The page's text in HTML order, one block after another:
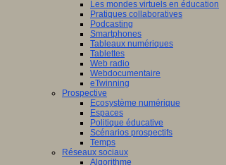
Les mondes virtuels en éducation
Pratiques collaboratives
Podcasting
Smartphones
Tableaux numériques
Tablettes
Web radio
Webdocumentaire
eTwinning
Prospective
Ecosystème numérique
Espaces
Politique éducative
Scénarios prospectifs
Temps
Réseaux sociaux
Algorithme